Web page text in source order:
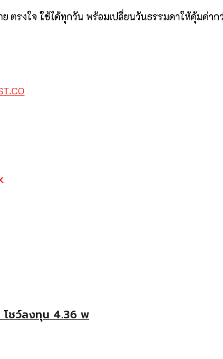
ตรงใจ ใช้ได้ทุกวัน พร้อมเปลี่ยนวันธรรมดาให้คุ้มค่าก
โชว์ลงทุน 4.36 พ